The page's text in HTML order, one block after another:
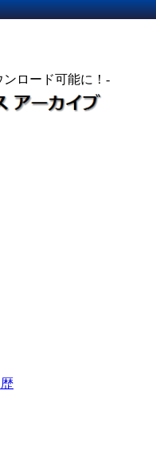
ロード可能に！-